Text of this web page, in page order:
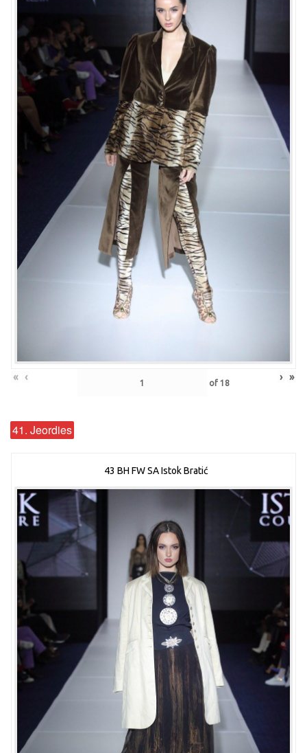
« ‹ of 18 › »
41. Jeordies
43 BH FW SA Istok Bratić